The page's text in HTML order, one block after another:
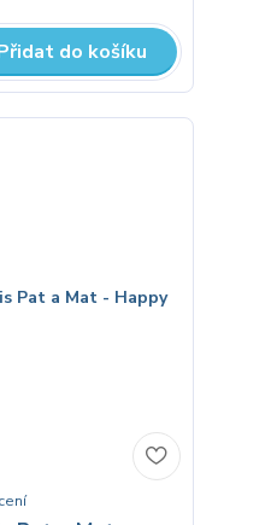
do košíku